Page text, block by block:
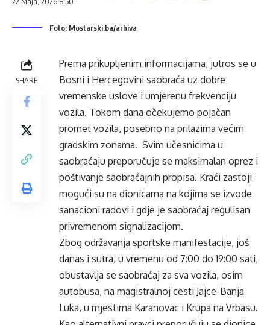
Foto: Mostarski.ba/arhiva
SHARE
Prema prikupljenim informacijama, jutros se u
Bosni i Hercegovini saobraća uz dobre
vremenske uslove i umjerenu frekvenciju
vozila. Tokom dana očekujemo pojačan
promet vozila, posebno na prilazima većim
gradskim zonama. Svim učesnicima u
saobraćaju preporučuje se maksimalan oprez i
poštivanje saobraćajnih propisa. Kraći zastoji
mogući su na dionicama na kojima se izvode
sanacioni radovi i gdje je saobraćaj regulisan
privremenom signalizacijom.
Zbog održavanja sportske manifestacije, još
danas i sutra, u vremenu od 7:00 do 19:00 sati,
obustavlja se saobraćaj za sva vozila, osim
autobusa, na magistralnoj cesti Jajce-Banja
Luka, u mjestima Karanovac i Krupa na Vrbasu.